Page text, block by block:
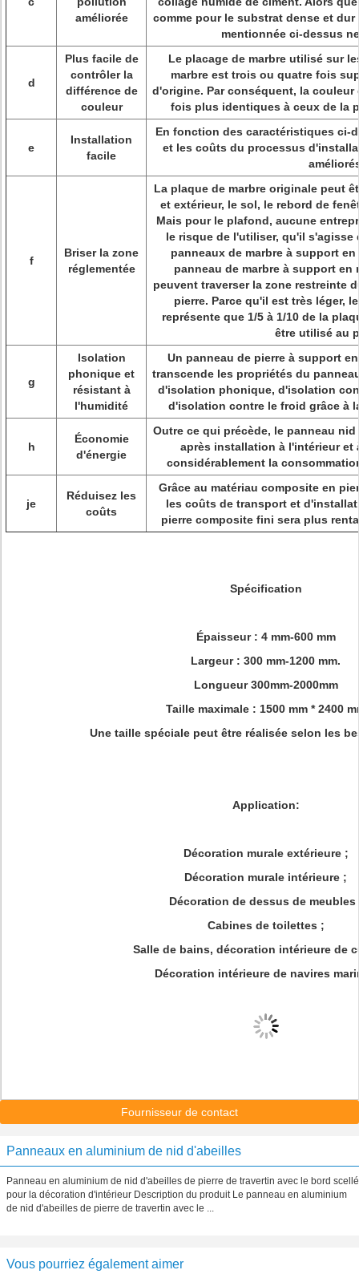
améliorée
comme pour le substrat dense et
mentionnée ci-dessus
d
Plus facile de
contrôler la
différence de
couleur
Le placage de marbre utilisé sur
marbre est trois ou quatre fois
d'origine. Par conséquent, la couleur
fois plus identiques à ceux de la
e
Installation
facile
En fonction des caractéristiques ci-
et les coûts du processus
f
Briser la zone
réglementée
La plaque de marbre originale peut
et extérieur, le sol, le rebord de
Mais pour le plafond, aucune
le risque de l'utiliser, qu'il s'agisse
panneaux de marbre à support
panneau de marbre à support
peuvent traverser la zone restreinte
pierre. Parce qu'il est très léger,
représente que 1/5 à 1/10 de la
être utilisé au
g
Isolation
phonique et
résistant à
l'humidité
Un panneau de pierre à support
transcende les propriétés du
d'isolation phonique, d'isolation
d'isolation contre le froid grâce à
h
Économie
d'énergie
Outre ce qui précède, le panneau
après installation à l'intérieur et
considérablement la
je
Réduisez les
coûts
Grâce au matériau composite en
les coûts de transport et
pierre composite fini sera plus
Spécification
Épaisseur : 4 mm-600 mm
Largeur : 300 mm-1200 mm.
Longueur 300mm-2000mm
Taille maximale : 1500 mm * 2400
Une taille spéciale peut être réalisée selon les
Application:
Décoration murale extérieure ;
Décoration murale intérieure ;
Décoration de dessus de meubles
Cabines de toilettes ;
Salle de bains, décoration intérieure de
Décoration intérieure de navires
Fournisseur de contact
Panneaux en aluminium de nid d'abeilles
Panneau en aluminium de nid d'abeilles de pierre de travertin avec le bord scellé
pour la décoration d'intérieur Description du produit Le panneau en aluminium
de nid d'abeilles de pierre de travertin avec le ...
Vous pourriez également aimer